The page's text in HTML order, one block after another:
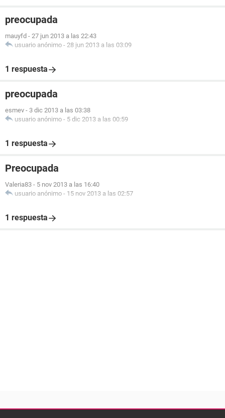
preocupada
mauyfd - 27 jun 2013 a las 22:43
usuario anónimo - 28 jun 2013 a las 03:09
1 respuesta
preocupada
esmev - 3 dic 2013 a las 03:38
usuario anónimo - 5 dic 2013 a las 00:59
1 respuesta
Preocupada
Valeria83 - 5 nov 2013 a las 16:40
usuario anónimo - 15 nov 2013 a las 02:57
1 respuesta